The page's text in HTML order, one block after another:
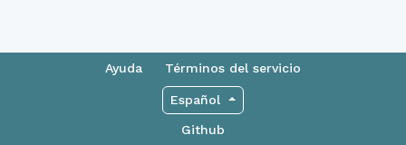
Ayuda Términos del servicio
Español
Github